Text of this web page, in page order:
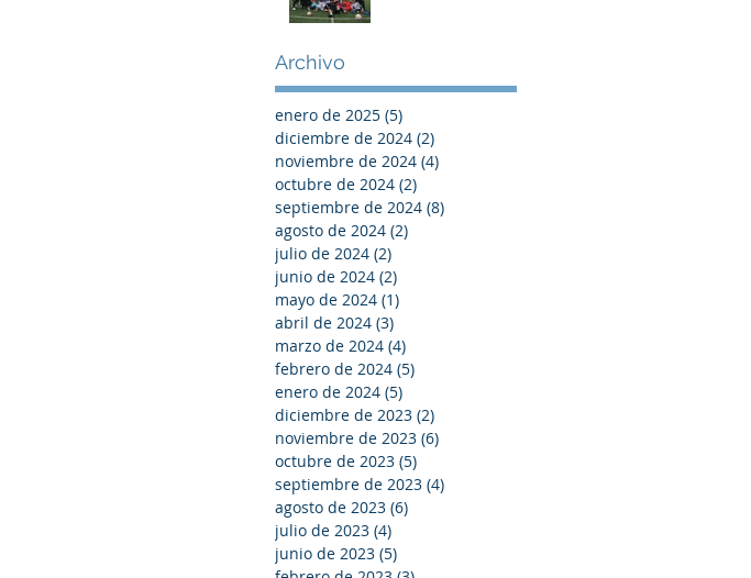
Archivo
enero de 2025 (5)
diciembre de 2024 (2)
noviembre de 2024 (4)
octubre de 2024 (2)
septiembre de 2024 (8)
agosto de 2024 (2)
julio de 2024 (2)
junio de 2024 (2)
mayo de 2024 (1)
abril de 2024 (3)
marzo de 2024 (4)
febrero de 2024 (5)
enero de 2024 (5)
diciembre de 2023 (2)
noviembre de 2023 (6)
octubre de 2023 (5)
septiembre de 2023 (4)
agosto de 2023 (6)
julio de 2023 (4)
junio de 2023 (5)